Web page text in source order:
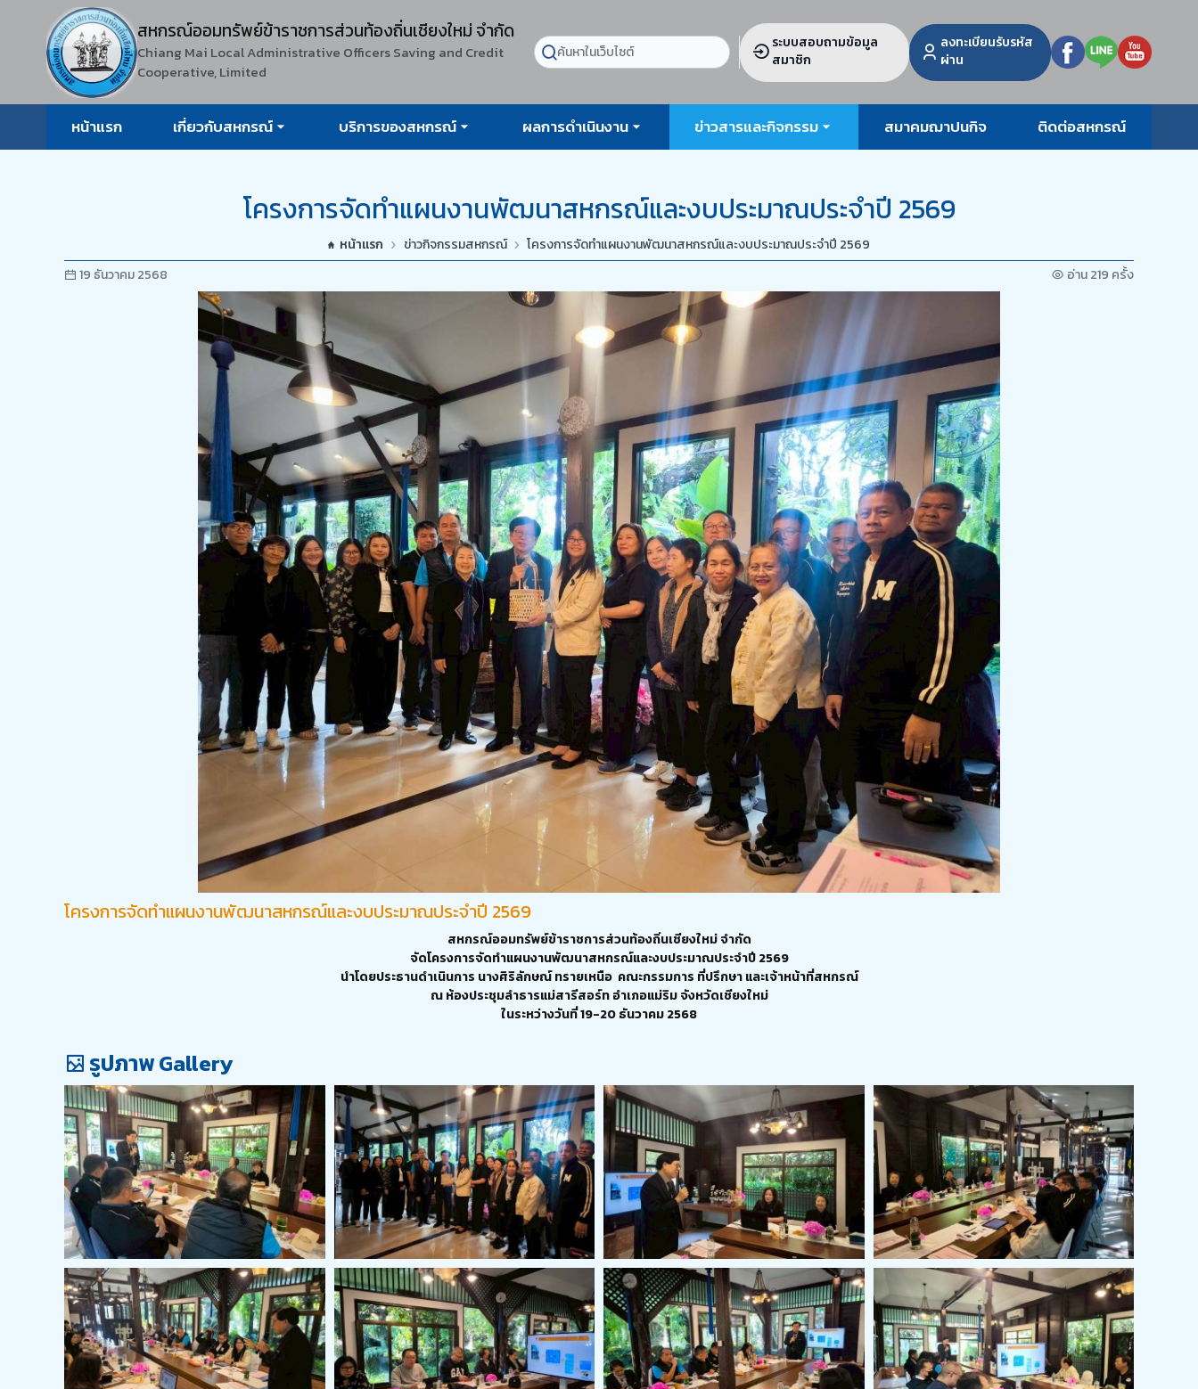
สหกรณ์ออมทรัพย์ข้าราชการส่วนท้องถิ่นเชียงใหม่ จำกัด
Chiang Mai Local Administrative Officers Saving and Credit
Cooperative, Limited
ระบบสอบถามข้อมูล
สมาชิก
ลงทะเบียนรับรหัส
ผ่าน
หน้าแรก เกี่ยวกับสหกรณ์ บริการของสหกรณ์ ผลการดำเนินงาน ข่าวสารและกิจกรรม สมาคมฌาปนกิจ ติดต่อสหกรณ์
โครงการจัดทำแผนงานพัฒนาสหกรณ์และงบประมาณประจำปี 2569
หน้าแรก ข่าวกิจกรรมสหกรณ์
โครงการจัดทำแผนงานพัฒนาสหกรณ์และงบประมาณประจำปี 2569
19 ธันวาคม 2568
อ่าน 219 ครั้ง
โครงการจัดทำแผนงานพัฒนาสหกรณ์และงบประมาณประจำปี 2569
สหกรณ์ออมทรัพย์ข้าราชการส่วนท้องถิ่นเชียงใหม่ จำกัด
จัดโครงการจัดทำแผนงานพัฒนาสหกรณ์และงบประมาณประจำปี 2569
นำโดยประธานดำเนินการ นางศิริลักษณ์ ทรายเหนือ คณะกรรมการ ที่ปรึกษา และเจ้าหน้าที่สหกรณ์
ณ ห้องประชุมลำธารแม่สารีสอร์ท อำเภอแม่ริม จังหวัดเชียงใหม่
ในระหว่างวันที่ 19-20ธันวาคม2568
รูปภาพ Gallery